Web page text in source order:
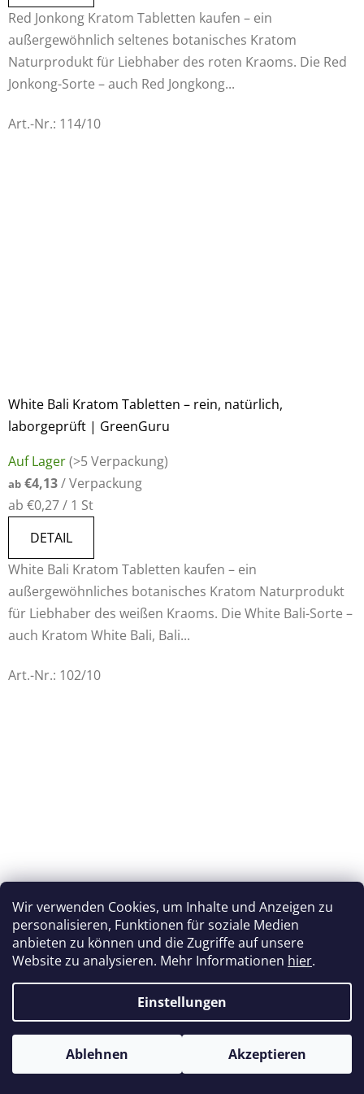
Wir verwenden Cookies, um Inhalte und Anzeigen zu
personalisieren, Funktionen für soziale Medien
anbieten zu können und die Zugriffe auf unsere
Website zu analysieren. Mehr Informationen hier.
Einstellungen
Ablehnen Akzeptieren
Red Jonkong Kratom Tabletten kaufen – ein
außergewöhnlich seltenes botanisches Kratom
Naturprodukt für Liebhaber des roten Kraoms. Die Red
Jonkong-Sorte – auch Red Jongkong...
Art.-Nr.: 114/10
White Bali Kratom Tabletten – rein, natürlich,
laborgeprüft | GreenGuru
Auf Lager(>5 Verpackung)
ab €4,13/ Verpackung
Verkaufspreis:
ab €0,27 / 1 St
DETAIL
White Bali Kratom Tabletten kaufen – ein
außergewöhnliches botanisches Kratom Naturprodukt
für Liebhaber des weißen Kraoms. Die White Bali-Sorte –
auch Kratom White Bali, Bali...
Art.-Nr.: 102/10
Green Borneo Kratom Tabletten – rein, natürlich,
laborgeprüft | GreenGuru
(>5 Verpackung)
ab€4,13/ Verpackung
Verkaufspreis:
ab €0,27 / 1 St